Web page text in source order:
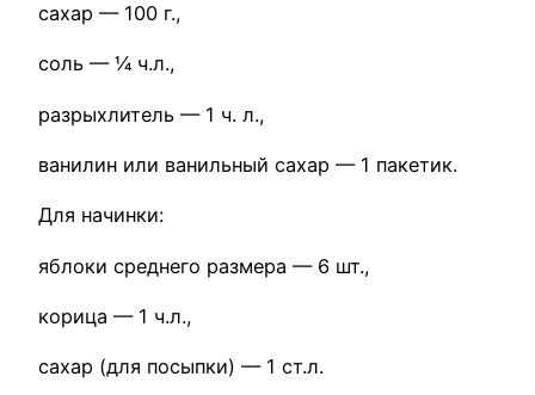
сахар — 100 г.,
соль — ¼ ч.л.,
разрыхлитель — 1 ч. л.,
ванилин или ванильный сахар — 1 пакетик.
Для начинки:
яблоки среднего размера — 6 шт.,
корица — 1 ч.л.,
сахар (для посыпки) — 1 ст.л.